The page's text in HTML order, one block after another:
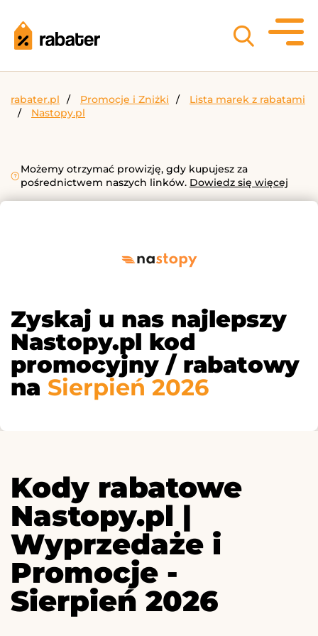
rabater.pl Promocje i Zniżki
Lista marek z rabatami
Nastopy.pl
Możemy otrzymać prowizję, gdy kupujesz za
pośrednictwem naszych linków. Dowiedz się więcej
Zyskaj u nas najlepszy
Nastopy.pl kod
promocyjny / rabatowy
na Sierpień 2026
Kody rabatowe
Nastopy.pl |
Wyprzedaże i
Promocje -
Sierpień 2026